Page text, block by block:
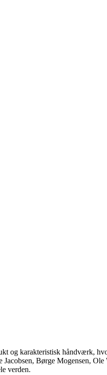
og karakteristisk håndværk,
Jacobsen, Børge Mogensen,
verden.